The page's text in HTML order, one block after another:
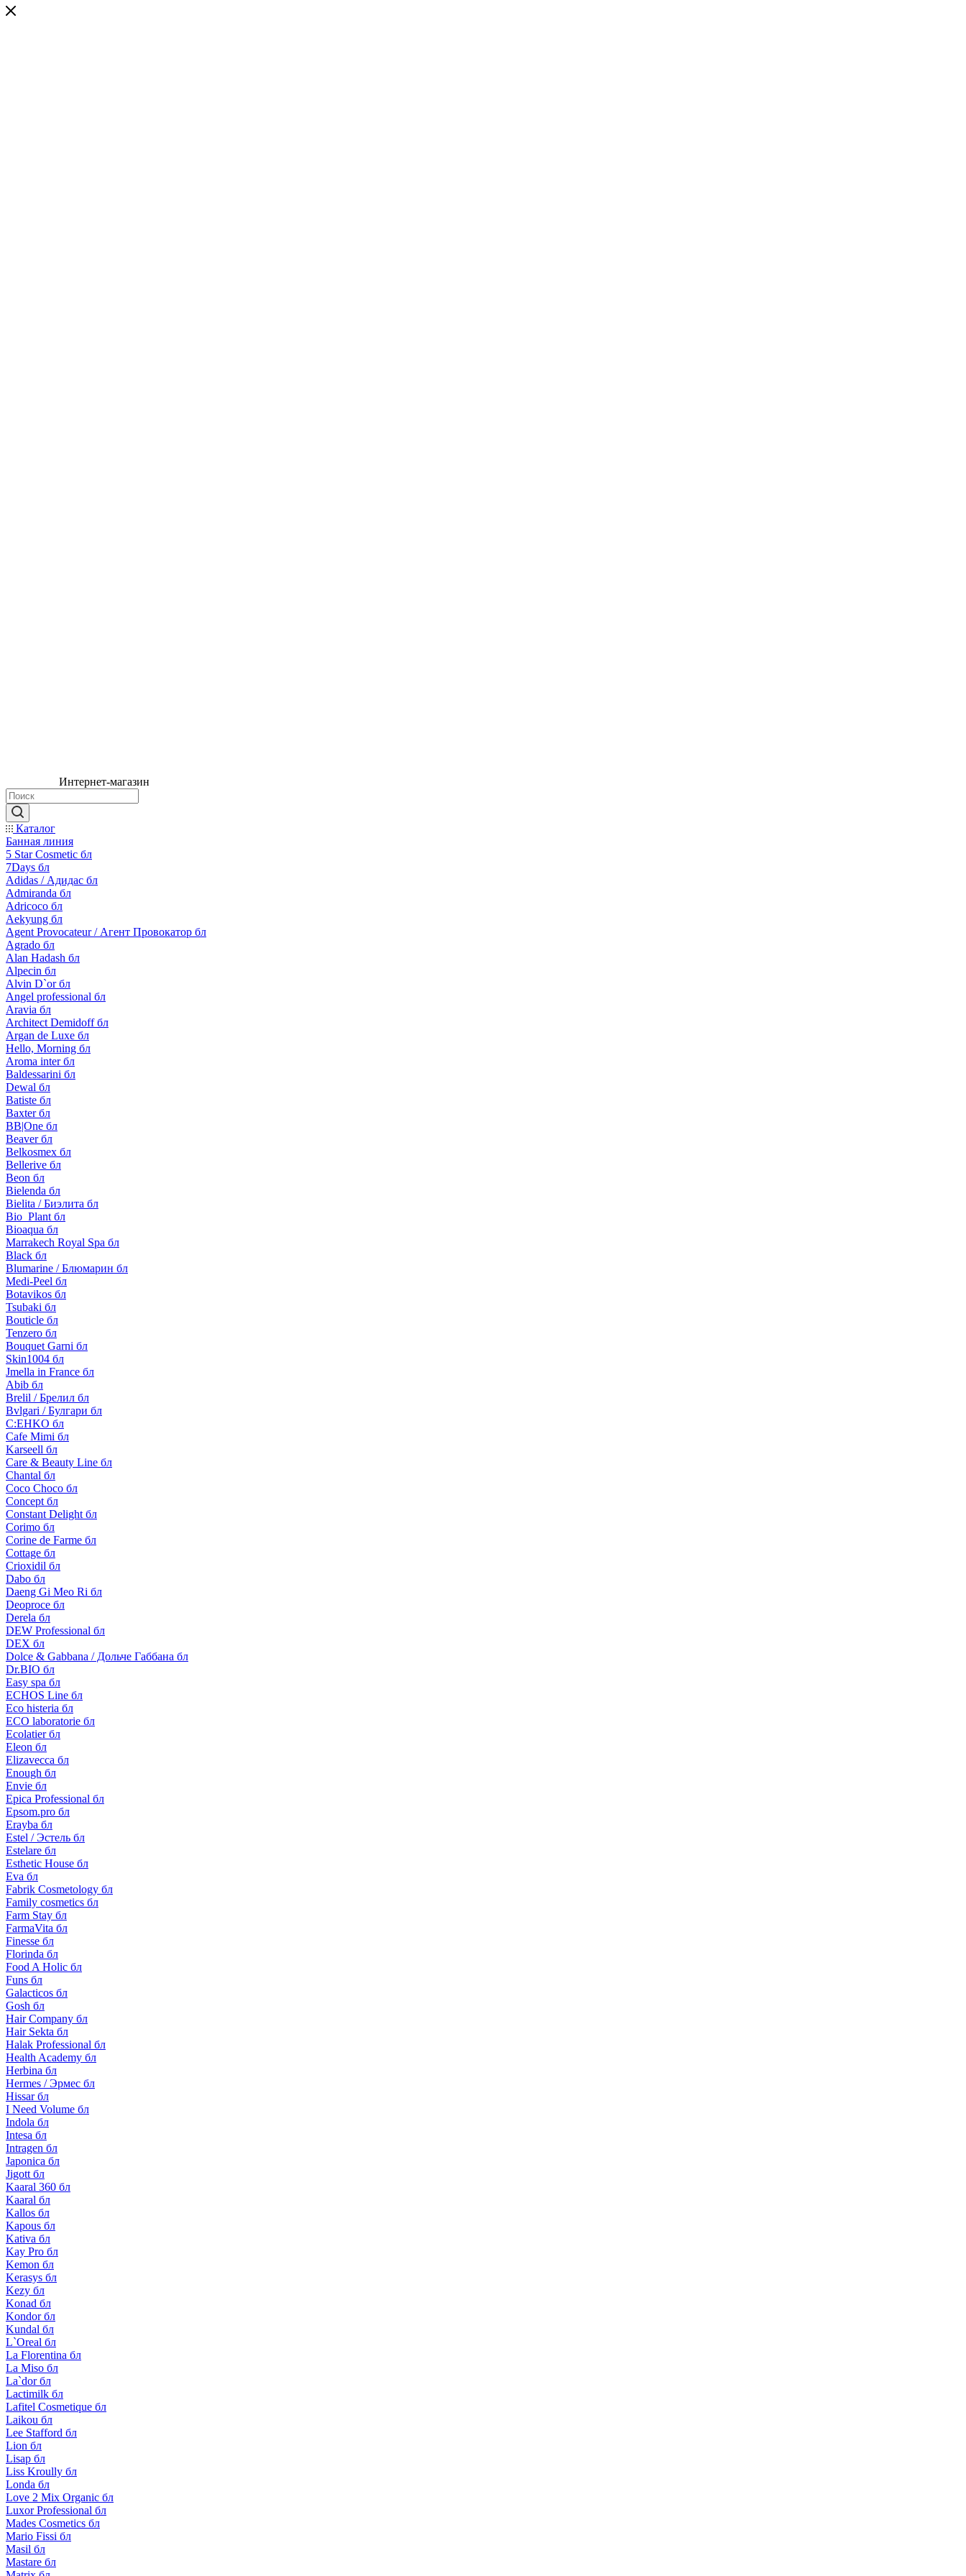
Интернет-магазин
Каталог
Банная линия
5 Star Cosmetic бл
7Days бл
Adidas / Адидас бл
Admiranda бл
Adricoco бл
Aekyung бл
Agent Provocateur / Агент Провокатор бл
Agrado бл
Alan Hadash бл
Alpecin бл
Alvin D`or бл
Angel professional бл
Aravia бл
Architect Demidoff бл
Argan de Luxe бл
Hello, Morning бл
Aroma inter бл
Baldessarini бл
Dewal бл
Batiste бл
Baxter бл
BB|One бл
Beaver бл
Belkosmex бл
Bellerive бл
Beon бл
Bielenda бл
Bielita / Биэлита бл
Bio_Plant бл
Bioaqua бл
Marrakech Royal Spa бл
Black бл
Blumarine / Блюмарин бл
Medi-Peel бл
Botavikos бл
Tsubaki бл
Bouticle бл
Tenzero бл
Bouquet Garni бл
Skin1004 бл
Jmella in France бл
Abib бл
Brelil / Брелил бл
Bvlgari / Булгари бл
C:EHKO бл
Cafe Mimi бл
Karseell бл
Care & Beauty Line бл
Chantal бл
Coco Choco бл
Concept бл
Constant Delight бл
Corimo бл
Corine de Farme бл
Cottage бл
Crioxidil бл
Dabo бл
Daeng Gi Meo Ri бл
Deoproce бл
Derela бл
DEW Professional бл
DEX бл
Dolce & Gabbana / Дольче Габбана бл
Dr.BIO бл
Easy spa бл
ECHOS Line бл
Eco histeria бл
ECO laboratorie бл
Ecolatier бл
Eleon бл
Elizavecca бл
Enough бл
Envie бл
Epica Professional бл
Epsom.pro бл
Erayba бл
Estel / Эстель бл
Estelare бл
Esthetic House бл
Eva бл
Fabrik Cosmetology бл
Family cosmetics бл
Farm Stay бл
FarmaVita бл
Finesse бл
Florinda бл
Food A Holic бл
Funs бл
Galacticos бл
Gosh бл
Hair Company бл
Hair Sekta бл
Halak Professional бл
Health Academy бл
Herbina бл
Hermes / Эрмес бл
Hissar бл
I Need Volume бл
Indola бл
Intesa бл
Intragen бл
Japonica бл
Jigott бл
Kaaral 360 бл
Kaaral бл
Kallos бл
Kapous бл
Kativa бл
Kay Pro бл
Kemon бл
Kerasys бл
Kezy бл
Konad бл
Kondor бл
Kundal бл
L`Oreal бл
La Florentina бл
La Miso бл
La`dor бл
Lactimilk бл
Lafitel Cosmetique бл
Laikou бл
Lee Stafford бл
Lion бл
Lisap бл
Liss Kroully бл
Londa бл
Love 2 Mix Organic бл
Luxor Professional бл
Mades Cosmetics бл
Mario Fissi бл
Masil бл
Mastare бл